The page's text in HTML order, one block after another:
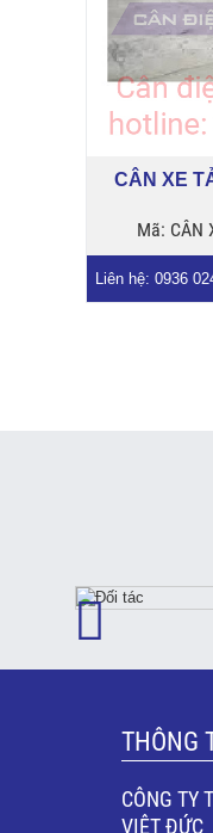
CÂN XE
Mã: CÂN
Liên hệ: 0936
THÔNG
CÔNG TY
VIỆT ĐỨC